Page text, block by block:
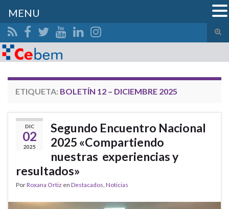
el
Search for:
ETIQUETA: BOLETÍN 12 – DICIEMBRE 2025
DIC
02
2025
Segundo Encuentro Nacional
2025 «Compartiendo
nuestras experiencias y
resultados»
PorRoxana Ortiz en Destacados, Noticias
MENU